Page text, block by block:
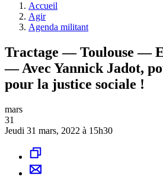
Accueil
Agir
Agenda militant
Tractage — Toulouse —
— Avec Yannick Jadot,
pour la justice sociale !
mars
31
Jeudi 31 mars, 2022 à 15h30